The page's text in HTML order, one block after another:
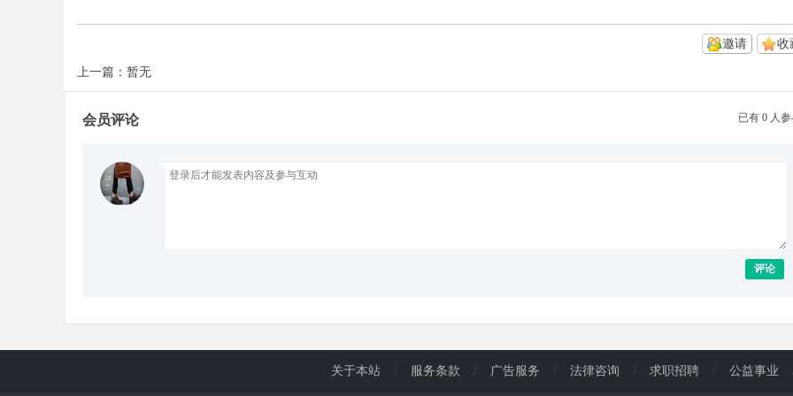
收
邀请
上一篇：暂无
已有 0 人
会员评论
评论
关于本站 / 服务条款 / 广告服务 / 法律咨询 / 求职招聘 / 公益事业